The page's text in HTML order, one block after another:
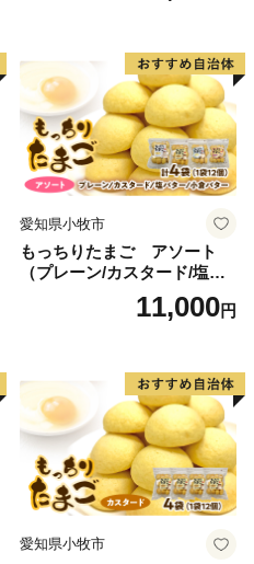
双海シーサイド公園、海に
々テレビで紹介される有名
、夏を中心として多くの方
する伊予市にぜひ一度お越
愛知県小牧市
もっちりたまご アソート
（プレーン/カスタード/塩バ
ター/小倉バター）11,000円
愛知県小牧市